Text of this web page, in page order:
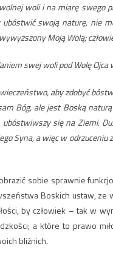
woli i na miarę swego
swoją naturę, nie
Moją Wolą;
swej woli pod Wolę
aby zdobyć
Bóg, ale jest Boską
się na Ziemi.
Syna, a więc w
sobie sprawnie
Boskich ustaw, ze
by człowiek – tak w
a które to prawo
bliźnich.